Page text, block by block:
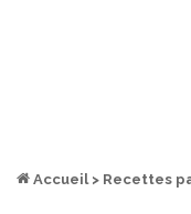
Accueil > Recettes